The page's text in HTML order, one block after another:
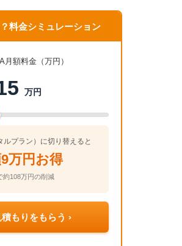
料金シミュレーション
月額料金（万円）
万円
ルプラン）に切り替えると
万円お得
約108万円の削減
もりをもらう ›